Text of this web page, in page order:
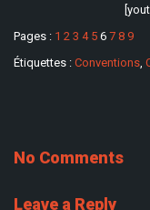
Pages : 1 2 3 4 5 6 7 8 9
Étiquettes : Conventions,
No Comments
Leave a Reply